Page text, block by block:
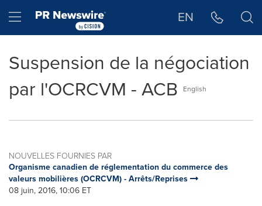
Hamburger menu EN
Suspension de la négociation
par l'OCRCVM - ACB
English
NOUVELLES FOURNIES PAR
Organisme canadien de réglementation du commerce des
valeurs mobilières (OCRCVM) - Arrêts/Reprises
08 juin, 2016, 10:06 ET